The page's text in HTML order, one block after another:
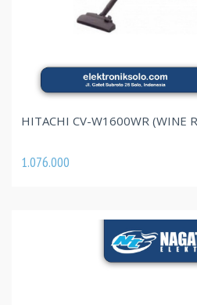
HITACHI CV-W1600WR (WINE
1.076.000